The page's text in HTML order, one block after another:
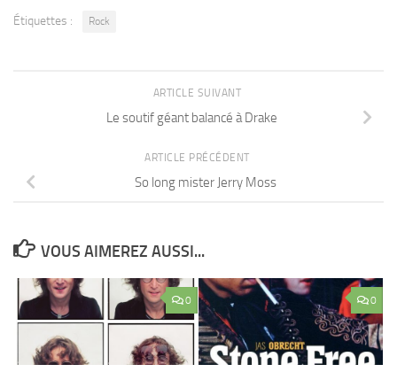
Étiquettes : Rock
ARTICLE SUIVANT
Le soutif géant balancé à Drake
ARTICLE PRÉCÉDENT
So long mister Jerry Moss
VOUS AIMEREZ AUSSI...
0 0